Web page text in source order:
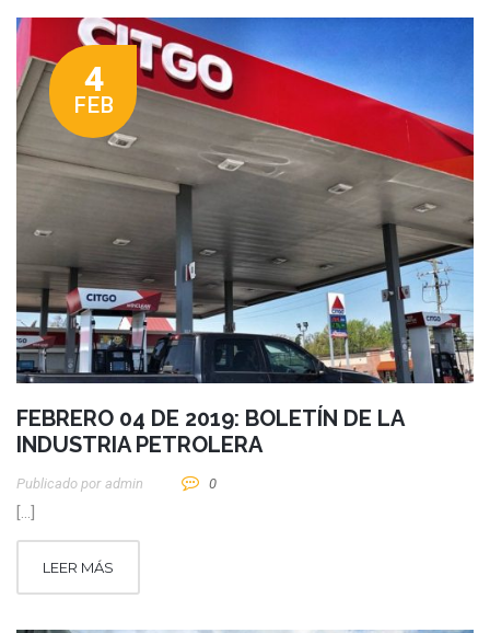
4
FEB
FEBRERO 04 DE 2019: BOLETÍN DE LA
INDUSTRIA PETROLERA
Publicado por Admin 0
[…]
LEER MÁS